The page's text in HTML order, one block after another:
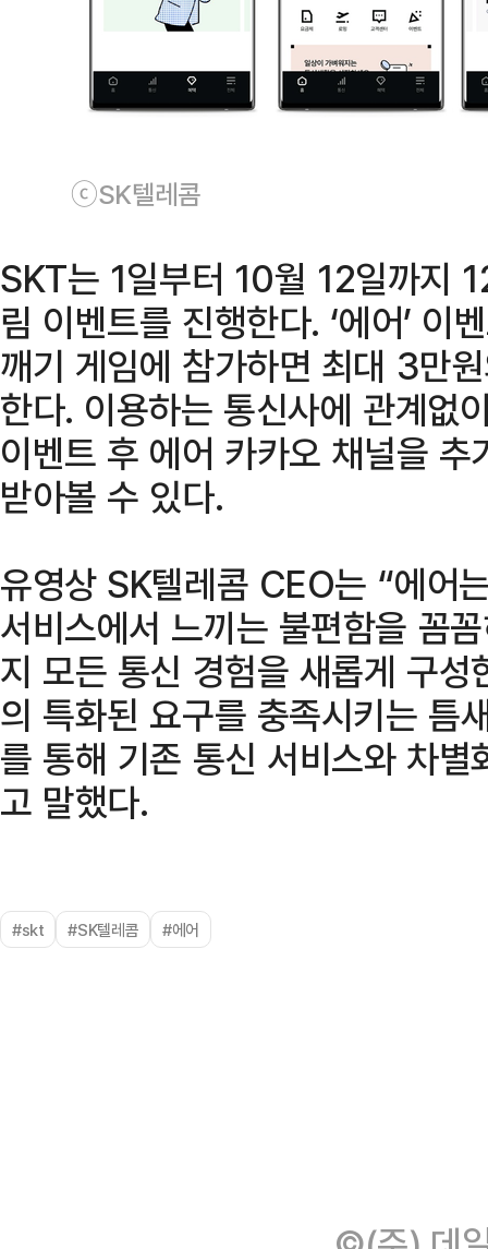
ⓒSK텔레콤
SKT는 1일부터 10월 12일까지
림 이벤트를 진행한다. ‘에어’ 이
깨기 게임에 참가하면 최대 3만
한다. 이용하는 통신사에 관계없
이벤트 후 에어 카카오 채널을
받아볼 수 있다.
유영상 SK텔레콤 CEO는 “에어
서비스에서 느끼는 불편함을 꼼
지 모든 통신 경험을 새롭게 구
의 특화된 요구를 충족시키는 틈
를 통해 기존 통신 서비스와 차
고 말했다.
#skt #SK텔레콤 #에어